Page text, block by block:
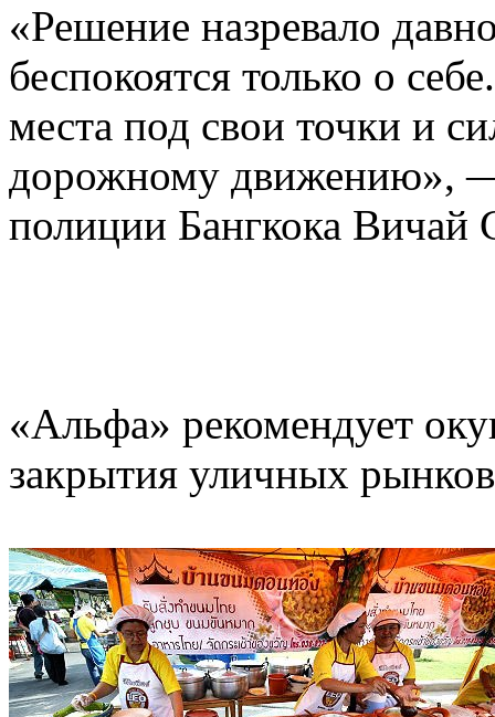
«Решение назревало
беспокоятся только о
места под свои точки и
дорожному движению»,
полиции Бангкока Вичай
«Альфа» рекомендует
закрытия уличных